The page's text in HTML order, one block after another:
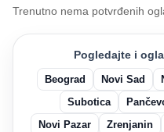
Trenutno nema potvrđenih
Pogledajte i
Beograd Novi Sad
Subotica
Novi Pazar
Zrenjanin